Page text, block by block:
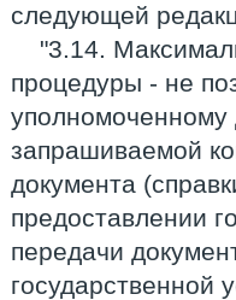
следующей
"3.14.
процедуры - не
уполномоченному
запрашиваемой
документа
предоставлении
передачи
государственной